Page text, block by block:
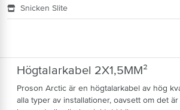
Högtalarkabel 2X1,5MM²
Proson Arctic är en högtalarkabel av hög
alla typer av installationer, oavsett om det
Snicken Slite